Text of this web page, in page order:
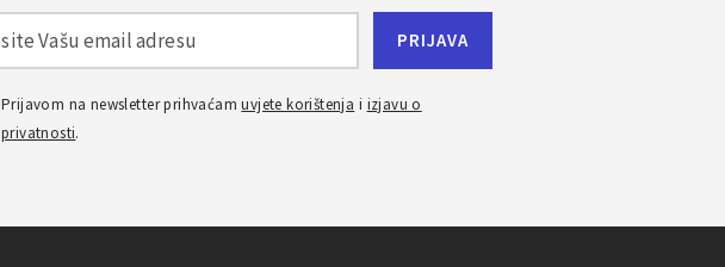
Prijavom na newsletter prihvaćamuvjete korištenja i izjavu o
privatnosti.